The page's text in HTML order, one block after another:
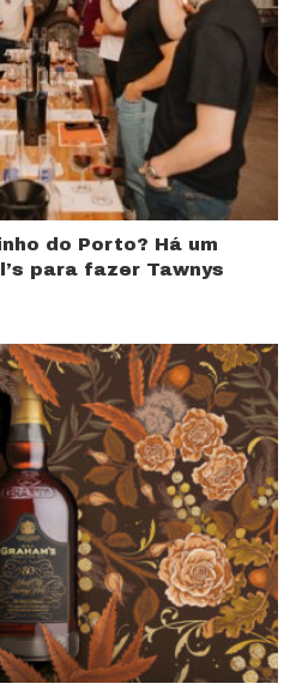
do Porto? Há um
para fazer Tawnys